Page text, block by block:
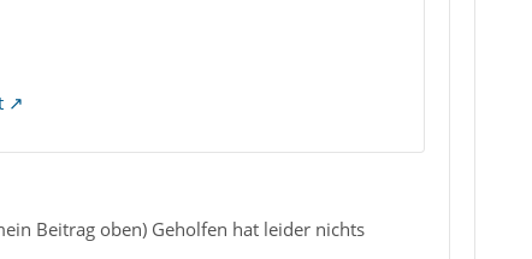
Beitrag oben) Geholfen hat leider nichts